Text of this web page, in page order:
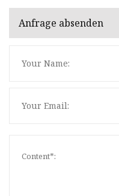
Anfrage absenden